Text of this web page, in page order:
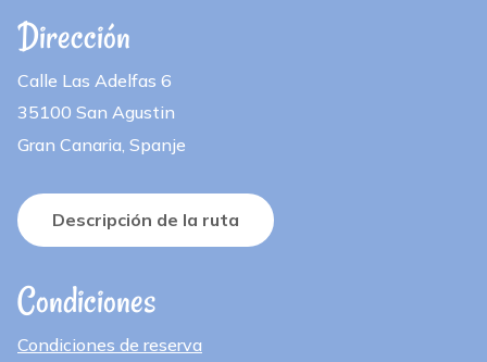
Dirección
Calle Las Adelfas 6
35100 San Agustin
Gran Canaria, Spanje
Descripción de la ruta
Condiciones
Condiciones de reserva